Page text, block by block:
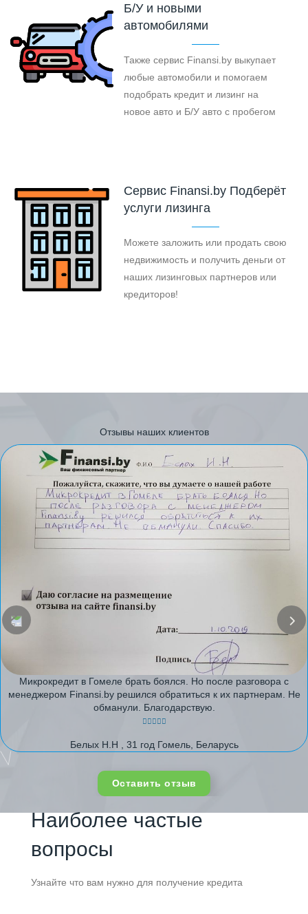
Б/У и новыми
автомобилями
Также сервис Finansi.by выкупает
любые автомобили и помогаем
подобрать кредит и лизинг на
новое авто и Б/У авто с пробегом
Cервис Finansi.by Подберёт
услуги лизинга
Можете заложить или продать свою
недвижимость и получить деньги от
наших лизинговых партнеров или
кредиторов!
Отзывы наших клиентов
Микрокредит в Гомеле брать боялся. Но после разговора с
менеджером Finansi.by решился обратиться к их партнерам. Не
обманули. Благодарствую.
Белых Н.Н , 31 год Гомель, Беларусь
Оставить отзыв
Наиболее частые
вопросы
Узнайте что вам нужно для получение кредита